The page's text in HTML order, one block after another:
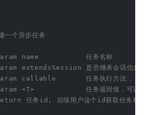
个异步任务
name           任务名称
extendsSession 是否继承会话信息
callable       任务执行方法，
<T>            任务返回值，可以为
任务id, 后续用户这个id获取任务相关